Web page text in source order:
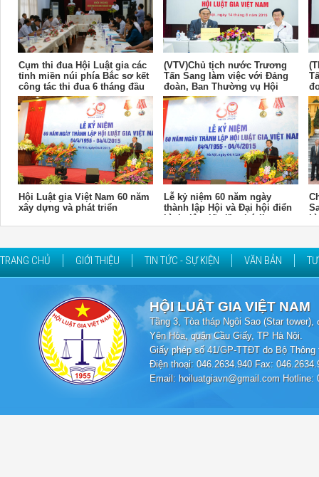
Cụm thi đua Hội Luật gia các
tỉnh miền núi phía Bắc sơ kết
công tác thi đua 6 tháng đầu
năm 2016
(VTV)Chủ tịch nước Trương
Tấn Sang làm việc với Đảng
đoàn, Ban Thường vụ Hội
Luật gia Việt Nam
Hội Luật gia Việt Nam 60 năm
xây dựng và phát triển
Lễ kỷ niệm 60 năm ngày
thành lập Hội và Đại hội điển
hình tiên tiến lần thứ II
TRANG CHỦ GIỚI THIỆU TIN TỨC - SỰ KIỆN VĂN BẢN
HỘI LUẬT GIA VIỆT NAM
Tầng 3, Tòa tháp Ngôi Sao (Star
Yên Hòa, quận Cầu Giấy, TP Hà Nội.
Giấy phép số 41/GP-TTĐT do Bộ
Điện thoại: 046.2634.940 Fax:
Email: hoiluatgiavn@gmail.com Hotline: